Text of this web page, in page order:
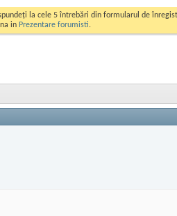
la cele 5 întrebări din formularul de
in Prezentare forumisti.